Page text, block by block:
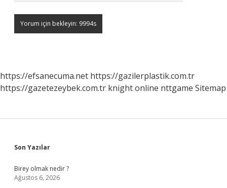
https://efsanecuma.net https://gazilerplastik.com.tr
https://gazetezeybek.com.tr knight online nttgame Sitemap
Sidebar
Son Yazılar
Birey olmak nedir ?
Ağustos 6, 2026